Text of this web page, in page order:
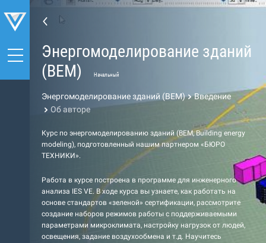
Энергомоделирование зданий
(BEM)
Начальный
Энергомоделирование зданий (BEM)
Введение
Об авторе
Курс по энергомоделированию зданий (BEM, Building energy
modeling), подготовленный нашим партнером «БЮРО
ТЕХНИКИ».
Работа в курсе построена в программе для инженерного
анализа IES VE. В ходе курса вы узнаете, как работать на
основе стандартов «зеленой» сертификации, рассмотрите
создание наборов режимов работы с поддерживаемыми
параметрами микроклимата, настройку нагрузок от людей,
освещения, задание воздухообмена и т.д. Научитесь